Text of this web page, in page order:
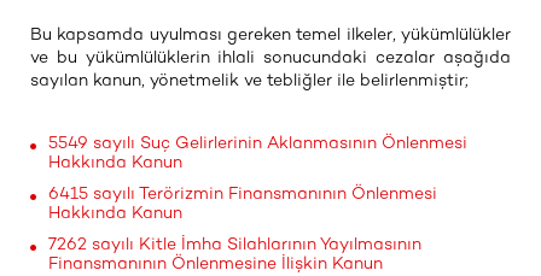
Bu kapsamda uyulması gereken temel ilkeler, yükümlülükler
ve bu yükümlülüklerin ihlali sonucundaki cezalar aşağıda
sayılan kanun, yönetmelik ve tebliğler ile belirlenmiştir;
5549 sayılı Suç Gelirlerinin Aklanmasının Önlenmesi
Hakkında Kanun
6415 sayılı Terörizmin Finansmanının Önlenmesi
Hakkında Kanun
7262 sayılı Kitle İmha Silahlarının Yayılmasının
Finansmanının Önlenmesine İlişkin Kanun